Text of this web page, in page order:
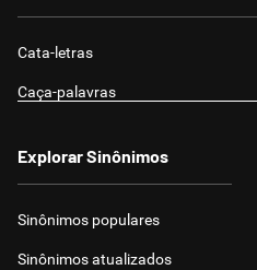
Caça-palavras
Sinônimos
Cata-letras
Caça-palavras
Explorar Sinônimos
Sinônimos populares
Sinônimos atualizados